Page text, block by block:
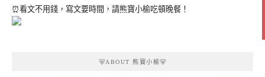
⏰看文不用錢，寫文要時間，請熊寶小榆吃頓晚餐！
🐻ABOUT 熊寶小榆🐻